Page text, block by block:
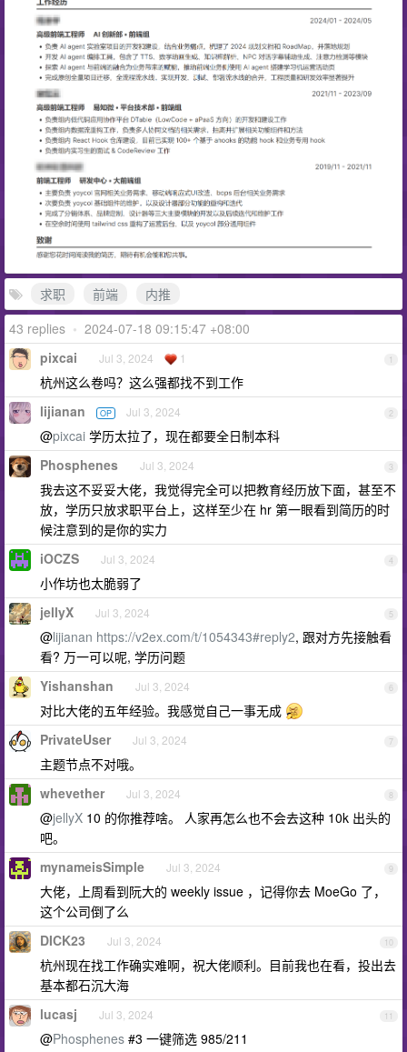
求职 前端
内推
43 replies • 2024-07-18 09:15:47 +08:00
1
pixcai Jul 3, 2024 1
杭州这么卷吗？这么强都找不到工作
2
lijianan OP Jul 3, 2024
@pixcai 学历太拉了，现在都要全日制本科
3
Phosphenes Jul 3, 2024
我去这不妥妥大佬，我觉得完全可以把教育经历放下面，甚至不
放，学历只放求职平台上，这样至少在 hr 第一眼看到简历的时
候注意到的是你的实力
4
iOCZS Jul 3, 2024
小作坊也太脆弱了
5
jellyX Jul 3, 2024
@lijianan https://v2ex.com/t/1054343#reply2, 跟对方先接触看
看? 万一可以呢, 学历问题
6
Yishanshan Jul 3, 2024
对比大佬的五年经验。我感觉自己一事无成
7
PrivateUser Jul 3, 2024
主题节点不对哦。
8
whevether Jul 3, 2024
@jellyX 10 的你推荐啥。 人家再怎么也不会去这种 10k 出头的
吧。
9
mynameisSimple Jul 3, 2024
大佬，上周看到阮大的 weekly issue ，记得你去 MoeGo 了，
这个公司倒了么
10
DICK23 Jul 3, 2024
杭州现在找工作确实难啊，祝大佬顺利。目前我也在看，投出去
基本都石沉大海
11
lucasj Jul 3, 2024
@Phosphenes #3 一键筛选 985/211